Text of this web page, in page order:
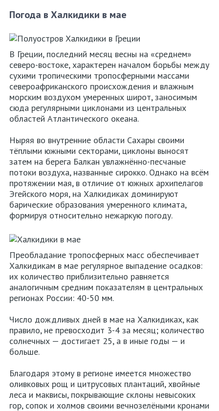
сайта
О
нас
Контакты
Политика
конфиденциальности
Погода в Халкидики в мае
В Греции, последний месяц весны на «среднем»
северо-востоке, характерен началом борьбы между
сухими тропическими тропосферными массами
североафриканского происхождения и влажным
морским воздухом умеренных широт, заносимым
сюда регулярными циклонами из центральных
областей Атлантического океана.
Ныряя во внутренние области Сахары своими
тёплыми южными секторами, циклоны выносят
затем на берега Балкан увлажнённо-песчаные
потоки воздуха, названные сирокко. Однако на всём
протяжении мая, в отличие от южных архипелагов
Эгейского моря, на Халкидиках доминируют
барические образования умеренного климата,
формируя относительно нежаркую погоду.
Преобладание тропосферных масс обеспечивает
Халкидикам в мае регулярное выпадение осадков:
их количество приблизительно равняется
аналогичным средним показателям в центральных
регионах России: 40-50 мм.
Число дождливых дней в мае на Халкидиках, как
правило, не превосходит 3-4 за месяц; количество
солнечных — достигает 25, а в иные годы — и
больше.
Благодаря этому в регионе имеется множество
оливковых рощ и цитрусовых плантаций, хвойные
леса и маквисы, покрывающие склоны невысоких
гор, сопок и холмов своими вечнозелёными кронами